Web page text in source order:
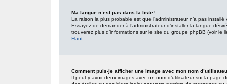
Ma langue n’est pas dans la liste!
La raison la plus probable est que l’administrateur n’a pas
Essayez de demander à l’administrateur d’installer la langue
trouverez plus d’informations sur le site du groupe phpBB (voir le
Haut
Comment puis-je afficher une image avec mon nom
Il peut y avoir deux images avec un nom d’utilisateur sur la